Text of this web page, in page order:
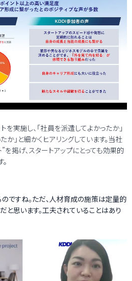
を実施し、「社員を派遣してよかったか」
か」と細かくヒアリングしています。当社
を掲げ、スタートアップにとっても効果的
ですね。ただ、人材育成の施策は定量的
思います。工夫されていることはあり